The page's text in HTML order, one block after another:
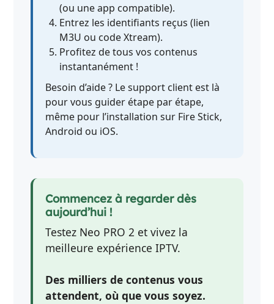
(ou une app compatible).
Entrez les identifiants reçus (lien
M3U ou code Xtream).
Profitez de tous vos contenus
instantanément !
Besoin d’aide ? Le support client est là
pour vous guider étape par étape,
même pour l’installation sur Fire Stick,
Android ou iOS.
Commencez à regarder dès
aujourd’hui !
Testez Neo PRO 2 et vivez la
meilleure expérience IPTV.
Des milliers de contenus vous
attendent, où que vous soyez.